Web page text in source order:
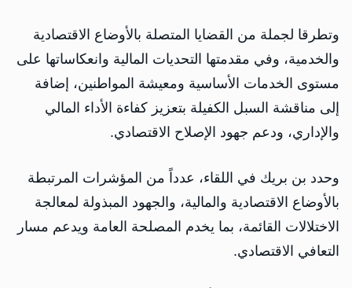
وتطرقا لجملة من القضايا المتصلة بالأوضاع الاقتصادية
والخدمية، وفي مقدمتها التحديات المالية وانعكاساتها على
مستوى الخدمات الأساسية ومعيشة المواطنين، إضافة
إلى مناقشة السبل الكفيلة بتعزيز كفاءة الأداء المالي
والإداري، ودعم جهود الإصلاح الاقتصادي.
وحدد بن بريك في اللقاء، عدداً من المؤشرات المرتبطة
بالأوضاع الاقتصادية والمالية، والجهود المبذولة لمعالجة
الاختلالات القائمة، بما يخدم المصلحة العامة ويدعم مسار
التعافي الاقتصادي.